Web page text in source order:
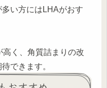
い方にはLHAがおす
く、角質詰まりの改
できます。